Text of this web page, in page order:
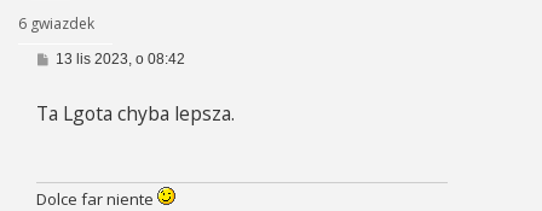
6 gwiazdek
P
t
13 lis 2023, o 08:42
Ta Lgota chyba lepsza.
Dolce far niente